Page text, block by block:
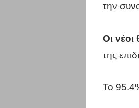
την
Οι νέοι
της
Το